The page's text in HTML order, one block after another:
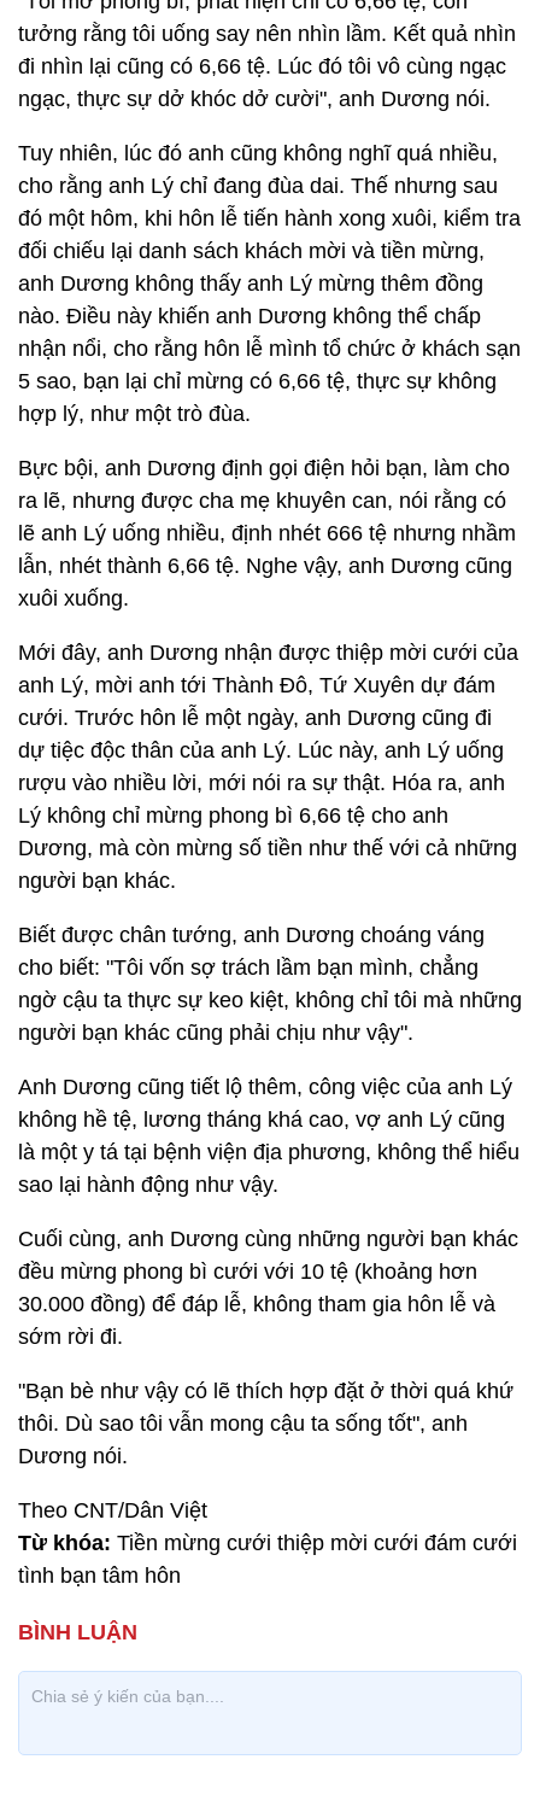
tưởng rằng tôi uống say nên nhìn lầm. Kết quả nhìn
đi nhìn lại cũng có 6,66 tệ. Lúc đó tôi vô cùng ngạc
ngạc, thực sự dở khóc dở cười", anh Dương nói.
Tuy nhiên, lúc đó anh cũng không nghĩ quá nhiều,
cho rằng anh Lý chỉ đang đùa dai. Thế nhưng sau
đó một hôm, khi hôn lễ tiến hành xong xuôi, kiểm tra
đối chiếu lại danh sách khách mời và tiền mừng,
anh Dương không thấy anh Lý mừng thêm đồng
nào. Điều này khiến anh Dương không thể chấp
nhận nổi, cho rằng hôn lễ mình tổ chức ở khách sạn
5 sao, bạn lại chỉ mừng có 6,66 tệ, thực sự không
hợp lý, như một trò đùa.
Bực bội, anh Dương định gọi điện hỏi bạn, làm cho
ra lẽ, nhưng được cha mẹ khuyên can, nói rằng có
lẽ anh Lý uống nhiều, định nhét 666 tệ nhưng nhầm
lẫn, nhét thành 6,66 tệ. Nghe vậy, anh Dương cũng
xuôi xuống.
Mới đây, anh Dương nhận được thiệp mời cưới của
anh Lý, mời anh tới Thành Đô, Tứ Xuyên dự đám
cưới. Trước hôn lễ một ngày, anh Dương cũng đi
dự tiệc độc thân của anh Lý. Lúc này, anh Lý uống
rượu vào nhiều lời, mới nói ra sự thật. Hóa ra, anh
Lý không chỉ mừng phong bì 6,66 tệ cho anh
Dương, mà còn mừng số tiền như thế với cả những
người bạn khác.
Biết được chân tướng, anh Dương choáng váng
cho biết: "Tôi vốn sợ trách lầm bạn mình, chẳng
ngờ cậu ta thực sự keo kiệt, không chỉ tôi mà những
người bạn khác cũng phải chịu như vậy".
Anh Dương cũng tiết lộ thêm, công việc của anh Lý
không hề tệ, lương tháng khá cao, vợ anh Lý cũng
là một y tá tại bệnh viện địa phương, không thể hiểu
sao lại hành động như vậy.
Cuối cùng, anh Dương cùng những người bạn khác
đều mừng phong bì cưới với 10 tệ (khoảng hơn
30.000 đồng) để đáp lễ, không tham gia hôn lễ và
sớm rời đi.
"Bạn bè như vậy có lẽ thích hợp đặt ở thời quá khứ
thôi. Dù sao tôi vẫn mong cậu ta sống tốt", anh
Dương nói.
Theo CNT/Dân Việt
Từ khóa: Tiền mừng cưới thiệp mời cưới đám cưới
tình bạn tâm hôn